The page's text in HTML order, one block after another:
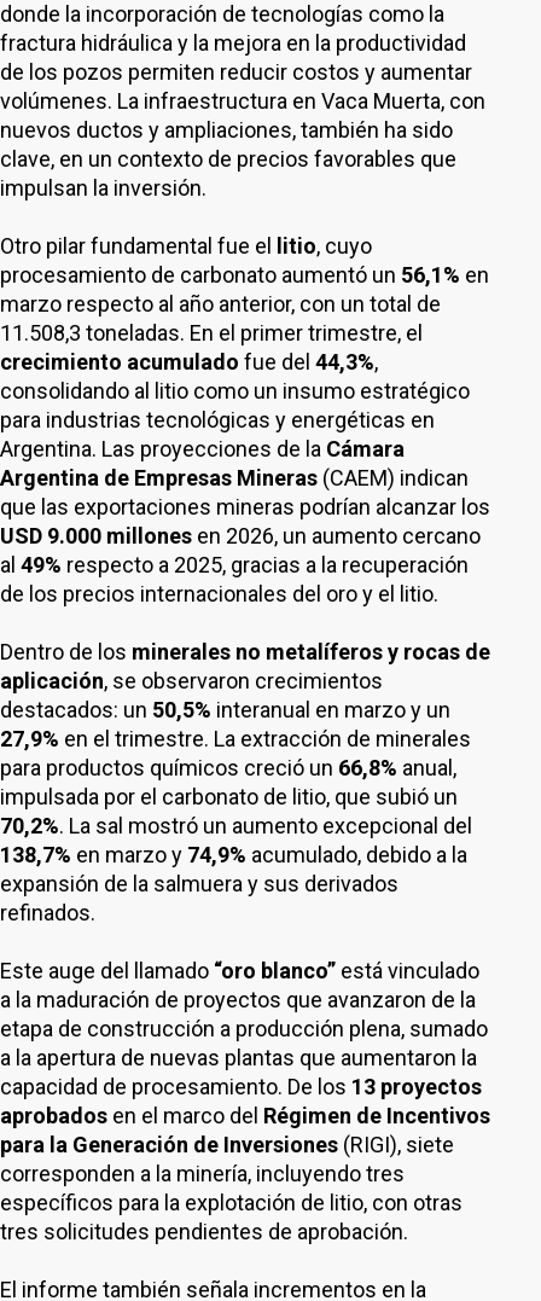
donde la incorporación de tecnologías como la
fractura hidráulica y la mejora en la productividad
de los pozos permiten reducir costos y aumentar
volúmenes. La infraestructura en Vaca Muerta, con
nuevos ductos y ampliaciones, también ha sido
clave, en un contexto de precios favorables que
impulsan la inversión.
Otro pilar fundamental fue el litio, cuyo
procesamiento de carbonato aumentó un 56,1% en
marzo respecto al año anterior, con un total de
11.508,3 toneladas. En el primer trimestre, el
crecimiento acumulado fue del 44,3%,
consolidando al litio como un insumo estratégico
para industrias tecnológicas y energéticas en
Argentina. Las proyecciones de la Cámara
Argentina de Empresas Mineras (CAEM) indican
que las exportaciones mineras podrían alcanzar los
USD 9.000 millones en 2026, un aumento cercano
al 49% respecto a 2025, gracias a la recuperación
de los precios internacionales del oro y el litio.
Dentro de los minerales no metalíferosy rocas de
aplicación, se observaron crecimientos
destacados: un 50,5% interanual en marzo y un
27,9% en el trimestre. La extracción de minerales
para productos químicos creció un 66,8% anual,
impulsada por el carbonato de litio, que subió un
70,2%. La sal mostró un aumento excepcional del
138,7% en marzo y 74,9% acumulado, debido a la
expansión de la salmuera y sus derivados
refinados.
Este auge del llamado “oro blanco” está vinculado
a la maduración de proyectos que avanzaron de la
etapa de construcción a producción plena, sumado
a la apertura de nuevas plantas que aumentaron la
capacidad de procesamiento. De los 13 proyectos
aprobados en el marco del Régimen de Incentivos
para la Generación de Inversiones (RIGI), siete
corresponden a la minería, incluyendo tres
específicos para la explotación de litio, con otras
tres solicitudes pendientes de aprobación.
El informe también señala incrementos en la